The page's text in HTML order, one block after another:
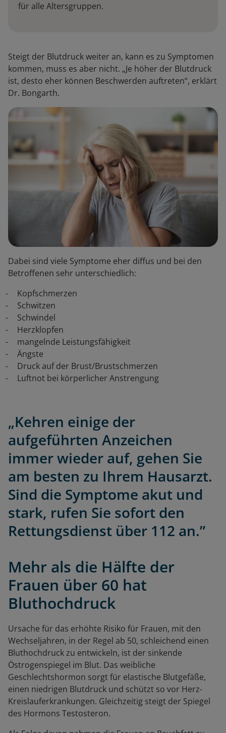
für alle Altersgruppen.
Steigt der Blutdruck weiter an, kann es zu Symptomen
kommen, muss es aber nicht. „Je höher der Blutdruck
ist, desto eher können Beschwerden auftreten“, erklärt
Dr. Bongarth.
Dabei sind viele Symptome eher diffus und bei den
Betroffenen sehr unterschiedlich:
Kopfschmerzen
Schwitzen
Schwindel
Herzklopfen
mangelnde Leistungsfähigkeit
Ängste
Druck auf der Brust/Brustschmerzen
Luftnot bei körperlicher Anstrengung
„Kehren einige der
aufgeführten Anzeichen
immer wieder auf, gehen Sie
am besten zu Ihrem Hausarzt.
Sind die Symptome akut und
stark, rufen Sie sofort den
Rettungsdienst über 112 an.”
Mehr als die Hälfte der
Frauen über 60 hat
Bluthochdruck
Ursache für das erhöhte Risiko für Frauen, mit den
Wechseljahren, in der Regel ab 50, schleichend einen
Bluthochdruck zu entwickeln, ist der sinkende
Östrogenspiegel im Blut. Das weibliche
Geschlechtshormon sorgt für elastische Blutgefäße,
einen niedrigen Blutdruck und schützt so vor Herz-
Kreislauferkrankungen. Gleichzeitig steigt der Spiegel
des Hormons Testosteron.